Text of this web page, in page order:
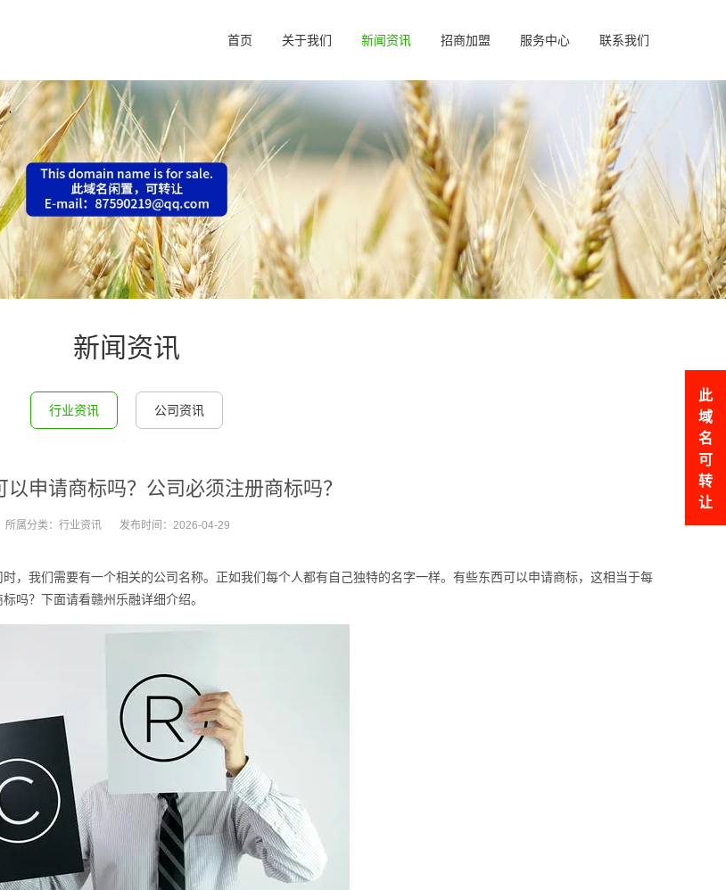
首页 关于我们 新闻资讯 招商加盟 服务中心 联系我们
新闻资讯
行业资讯 公司资讯
以申请商标吗？公司必须注册商标吗？
所属分类： 行业资讯 发布时间： 2026-04-29
我们需要有一个相关的公司名称。正如我们每个人都有自己独特的名字一样。有些东西可以申请商标，这相当于每
吗？下面请看赣州乐融详细介绍。
此
域
名
可
转
让